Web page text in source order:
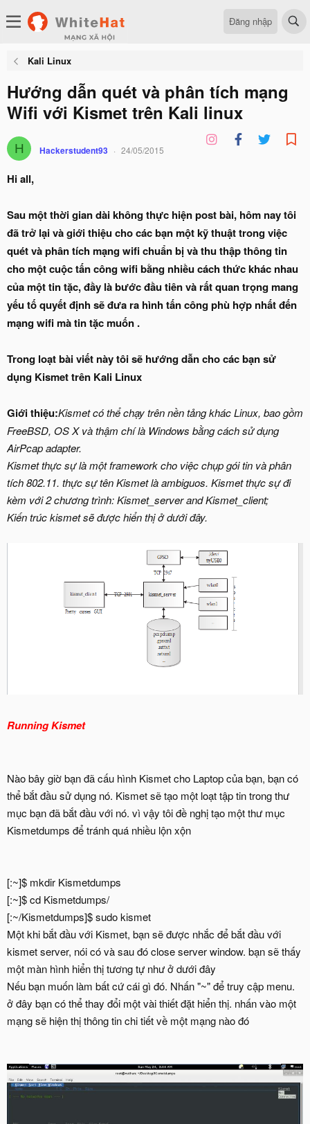
Đăng nhập
Kali Linux
Hướng dẫn quét và phân tích mạng
Wifi với Kismet trên Kali linux
H Hackerstudent93 24/05/2015
Hi all,
Sau một thời gian dài không thực hiện post bài, hôm nay tôi
đã trở lại và giới thiệu cho các bạn một kỹ thuật trong việc
quét và phân tích mạng wifi chuẩn bị và thu thập thông tin
cho một cuộc tấn công wifi bằng nhiều cách thức khác nhau
của một tin tặc, đầy là bước đầu tiên và rất quan trọng mang
yếu tố quyết định sẽ đưa ra hình tấn công phù hợp nhất đến
mạng wifi mà tin tặc muốn .
Trong loạt bài viết này tôi sẽ hướng dẫn cho các bạn sử
dụng Kismet trên Kali Linux
Giới thiệu:Kismet có thể chạy trên nền tảng khác Linux, bao gồm
FreeBSD, OS X và thậm chí là Windows bằng cách sử dụng
AirPcap adapter.
Kismet thực sự là một framework cho việc chụp gói tin và phân
tích 802.11. thực sự tên Kismet là ambiguos. Kismet thực sự đi
kèm với 2 chương trình: Kismet_server and Kismet_client;
Kiến trúc kismet sẽ được hiển thị ở dưới đây.
Running Kismet
Nào bây giờ bạn đã cấu hình Kismet cho Laptop của bạn, bạn có
thể bắt đầu sử dụng nó. Kismet sẽ tạo một loạt tập tin trong thư
mục bạn đã bắt đầu với nó. vì vậy tôi đề nghị tạo một thư mục
Kismetdumps để tránh quá nhiều lộn xộn
[:~]$ mkdir Kismetdumps
[:~]$ cd Kismetdumps/
[:~/Kismetdumps]$ sudo kismet
Một khi bắt đầu với Kismet, bạn sẽ được nhắc để bắt đầu với
kismet server, nói có và sau đó close server window. bạn sẽ thấy
một màn hình hiển thị tương tự như ở dưới đây
Nếu bạn muốn làm bất cứ cái gì đó. Nhấn "~" để truy cập menu.
ở đây bạn có thể thay đổi một vài thiết đặt hiển thị. nhấn vào một
mạng sẽ hiện thị thông tin chi tiết về một mạng nào đó